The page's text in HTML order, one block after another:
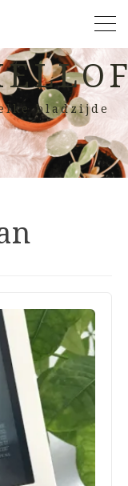
bladzijde